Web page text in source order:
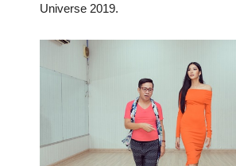
Universe 2019.